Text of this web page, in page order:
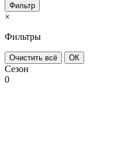
Фильтр
×
Фильтры
Очистить всё ОК
Сезон
0